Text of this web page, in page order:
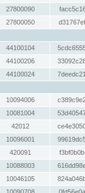
27800090
27800050
44100104
44100206
44100024
10094006
10081004
42012
10096001
420091
10088003
10046105